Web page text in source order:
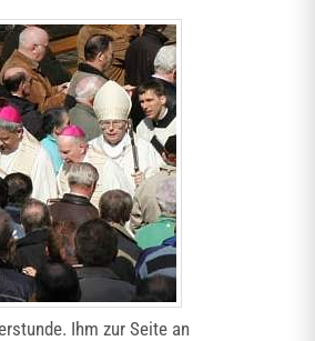
Ihm zur Seite an